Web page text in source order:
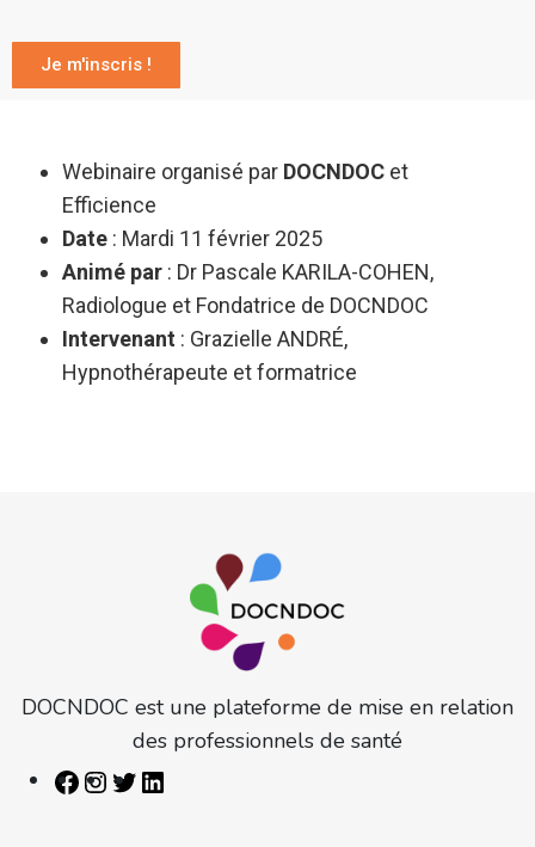
Je m'inscris !
Webinaire organisé par DOCNDOC et
Efficience
Date : Mardi 11 février 2025
Animé par : Dr Pascale KARILA-COHEN,
Radiologue et Fondatrice de DOCNDOC
Intervenant : Grazielle ANDRÉ,
Hypnothérapeute et formatrice
DOCNDOC est une plateforme de mise en relation
des professionnels de santé